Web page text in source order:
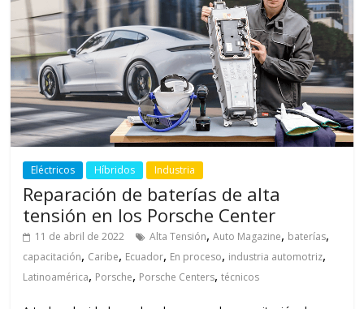
Eléctricos Híbridos Industria
Reparación de baterías de alta
tensión en los Porsche Center
11 de abril de 2022 Alta Tensión,Auto Magazine, baterías,
capacitación, Caribe, Ecuador, En proceso, industria automotriz,
Latinoamérica, Porsche, Porsche Centers,técnicos